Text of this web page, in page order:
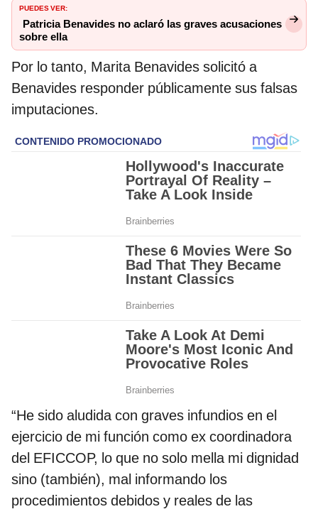
PUEDES VER:
Patricia Benavides no aclaró las graves acusaciones
sobre ella
Por lo tanto, Marita Benavides solicitó a
Benavides responder públicamente sus falsas
imputaciones.
“He sido aludida con graves infundios en el
ejercicio de mi función como ex coordinadora
del EFICCOP, lo que no solo mella mi dignidad
sino (también), mal informando los
procedimientos debidos y reales de las